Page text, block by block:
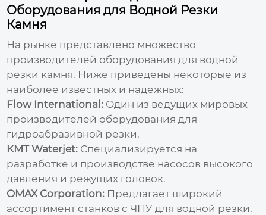
Оборудования для Водной Резки
Камня
На рынке представлено множество
производителей оборудования для водной
резки камня. Ниже приведены некоторые из
наиболее известных и надежных:
Flow International: Один из ведущих мировых
производителей оборудования для
гидроабразивной резки.
KMT Waterjet: Специализируется на
разработке и производстве насосов высокого
давления и режущих головок.
OMAX Corporation: Предлагает широкий
ассортимент станков с ЧПУ для водной резки.